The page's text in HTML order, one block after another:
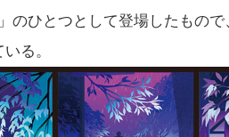
のひとつとして登場したもの
る。